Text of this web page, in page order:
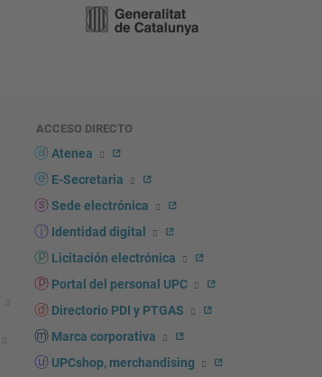
ACCESO DIRECTO
Atenea
E-Secretaria
Sede electrónica
Identidad digital
Licitación electrónica
Portal del personal UPC
Directorio PDI y PTGAS
Marca corporativa
UPCshop, merchandising